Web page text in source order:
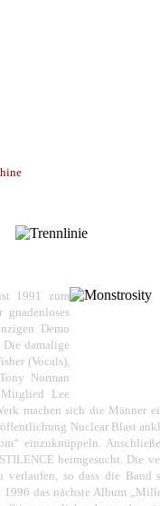
1991 zum
Demo
Die damalige
(Vocals),
Norman
Lee
machen sich die Männer
Nuclear Blast
einzuknüppeln.
heimgesucht. Die
so dass die Band
das nächste Album